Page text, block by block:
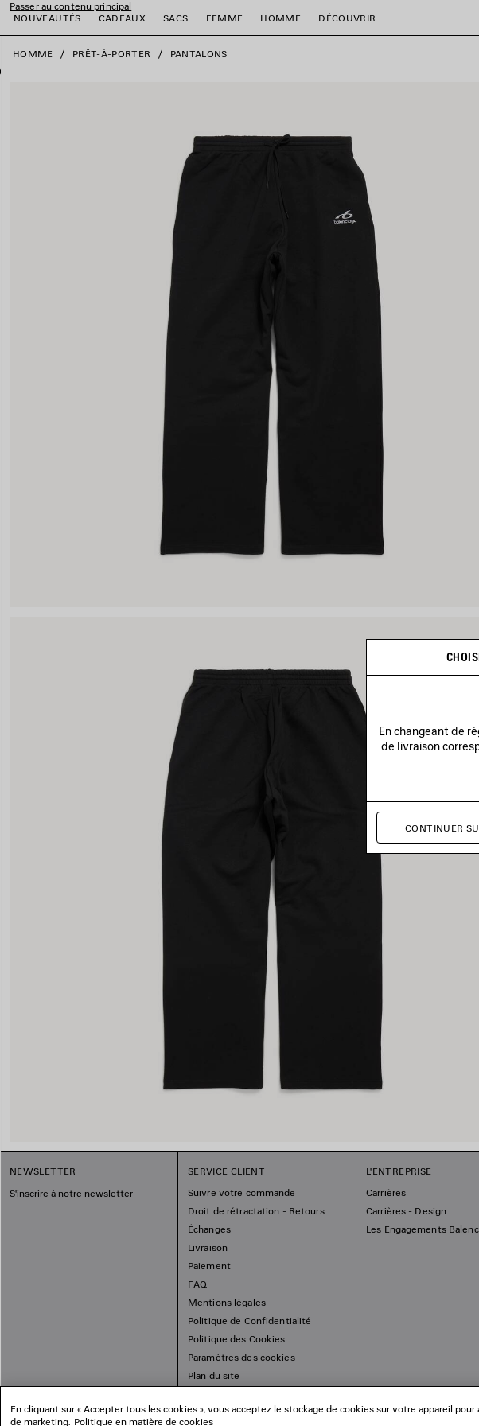
Passer au contenu principal
NOUVEAUTÉS
CADEAUX SACS FEMME HOMME DÉCOUVRIR
fermer la bannière
HOMME PRÊT-À-PORTER PANTALONS
NEWSLETTER
S'inscrire à notre newsletter
SERVICE CLIENT
Suivre votre commande
Droit de rétractation - Retours
Échanges
Livraison
Paiement
FAQ
Mentions légales
Politique de Confidentialité
Politique des Cookies
Paramètres des cookies
Plan du site
L'ENTREPRISE
Carrières
Carrières - Design
Les Engagements
En changeant de
de livraison
CONTINUER
En cliquant sur « Accepter tous les cookies », vous acceptez le stockage de cookies sur votre appareil
de marketing. Politique en matière de cookies